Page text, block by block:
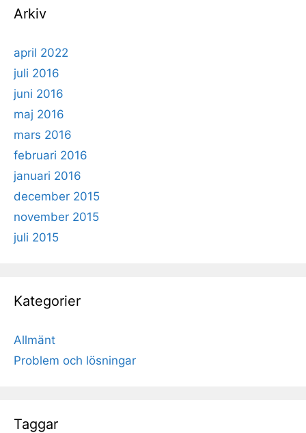
Arkiv
april 2022
juli 2016
juni 2016
maj 2016
mars 2016
februari 2016
januari 2016
december 2015
november 2015
juli 2015
Kategorier
Allmänt
Problem och lösningar
Taggar